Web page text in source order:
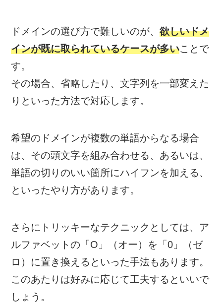
ドメインの選び方で難しいのが、欲しいドメ
インが既に取られているケースが多いことで
す。
その場合、省略したり、文字列を一部変えた
りといった方法で対応します。
希望のドメインが複数の単語からなる場合
は、その頭文字を組み合わせる、あるいは、
単語の切りのいい箇所にハイフンを加える、
といったやり方があります。
さらにトリッキーなテクニックとしては、ア
ルファベットの「O」（オー）を「0」（ゼ
ロ）に置き換えるといった手法もあります。
このあたりは好みに応じて工夫するといいで
しょう。